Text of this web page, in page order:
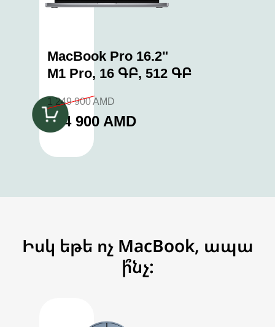
MacBook Pro 16.2"
M1 Pro, 16 ԳԲ, 512 ԳԲ
974 900 AMD
1 249 900 AMD
Իսկ եթե ոչ MacBook, ապա
ի՞նչ: